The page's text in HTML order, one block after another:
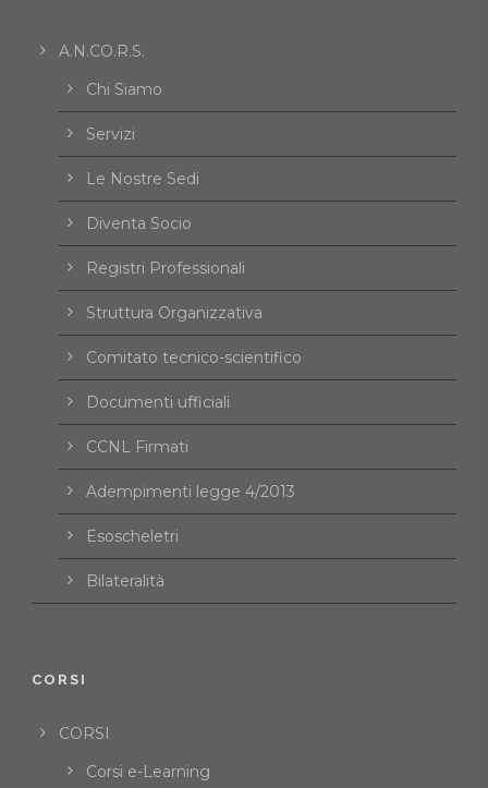
A.N.CO.R.S.
Chi Siamo
Servizi
Le Nostre Sedi
Diventa Socio
Registri Professionali
Struttura Organizzativa
Comitato tecnico-scientifico
Documenti ufficiali
CCNL Firmati
Adempimenti legge 4/2013
Esoscheletri
Bilateralità
CORSI
CORSI
Corsi e-Learning